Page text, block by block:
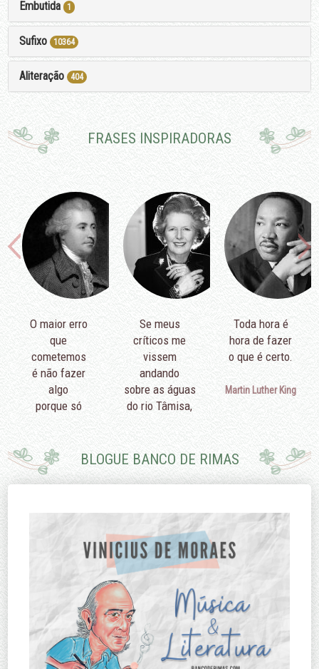
Embutida 1
Sufixo 10364
Aliteração 404
FRASES INSPIRADORAS
O maior erro
que
cometemos
é não fazer
algo
porque só
Edmund Burke
Se meus
críticos me
vissem
andando
sobre as águas
do rio Tâmisa,
sei nadar.
Toda hora é
hora de fazer
o que é certo.
Martin Luther King
BLOGUE BANCO DE RIMAS